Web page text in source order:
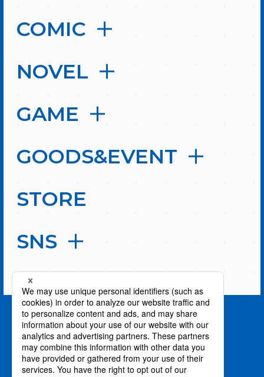
COMIC
NOVEL
GAME
GOODS&EVENT
STORE
SNS
PAGE TOP